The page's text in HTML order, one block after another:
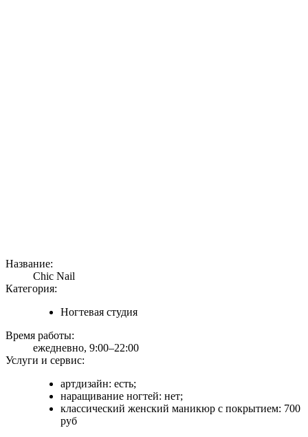
Название:
Chic Nail
Категория:
Ногтевая студия
Время работы:
ежедневно, 9:00–22:00
Услуги и сервис:
артдизайн: есть;
наращивание ногтей: нет;
классический женский маникюр с покрытием: 700
руб